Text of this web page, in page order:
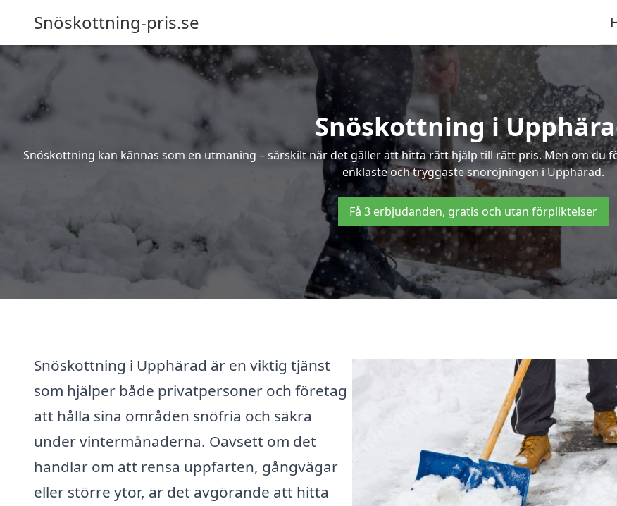
Snöskottning-pris.se
Snöskottning i
Snöskottning kan kännas som en utmaning – särskilt när det gäller att hitta rätt hjälp till rätt pris. Men om du
enklaste och tryggaste snöröjningen i Upphärad.
Få 3 erbjudanden, gratis och utan förpliktelser
Snöskottning i Upphärad är en viktig tjänst
som hjälper både privatpersoner och företag
att hålla sina områden snöfria och säkra
under vintermånaderna. Oavsett om det
handlar om att rensa uppfarten, gångvägar
eller större ytor, är det avgörande att hitta